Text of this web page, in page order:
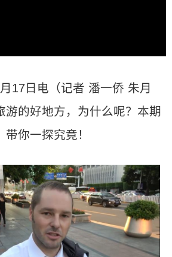
17日电（记者 潘一侨 朱月
游的好地方，为什么呢？本期
带你一探究竟！